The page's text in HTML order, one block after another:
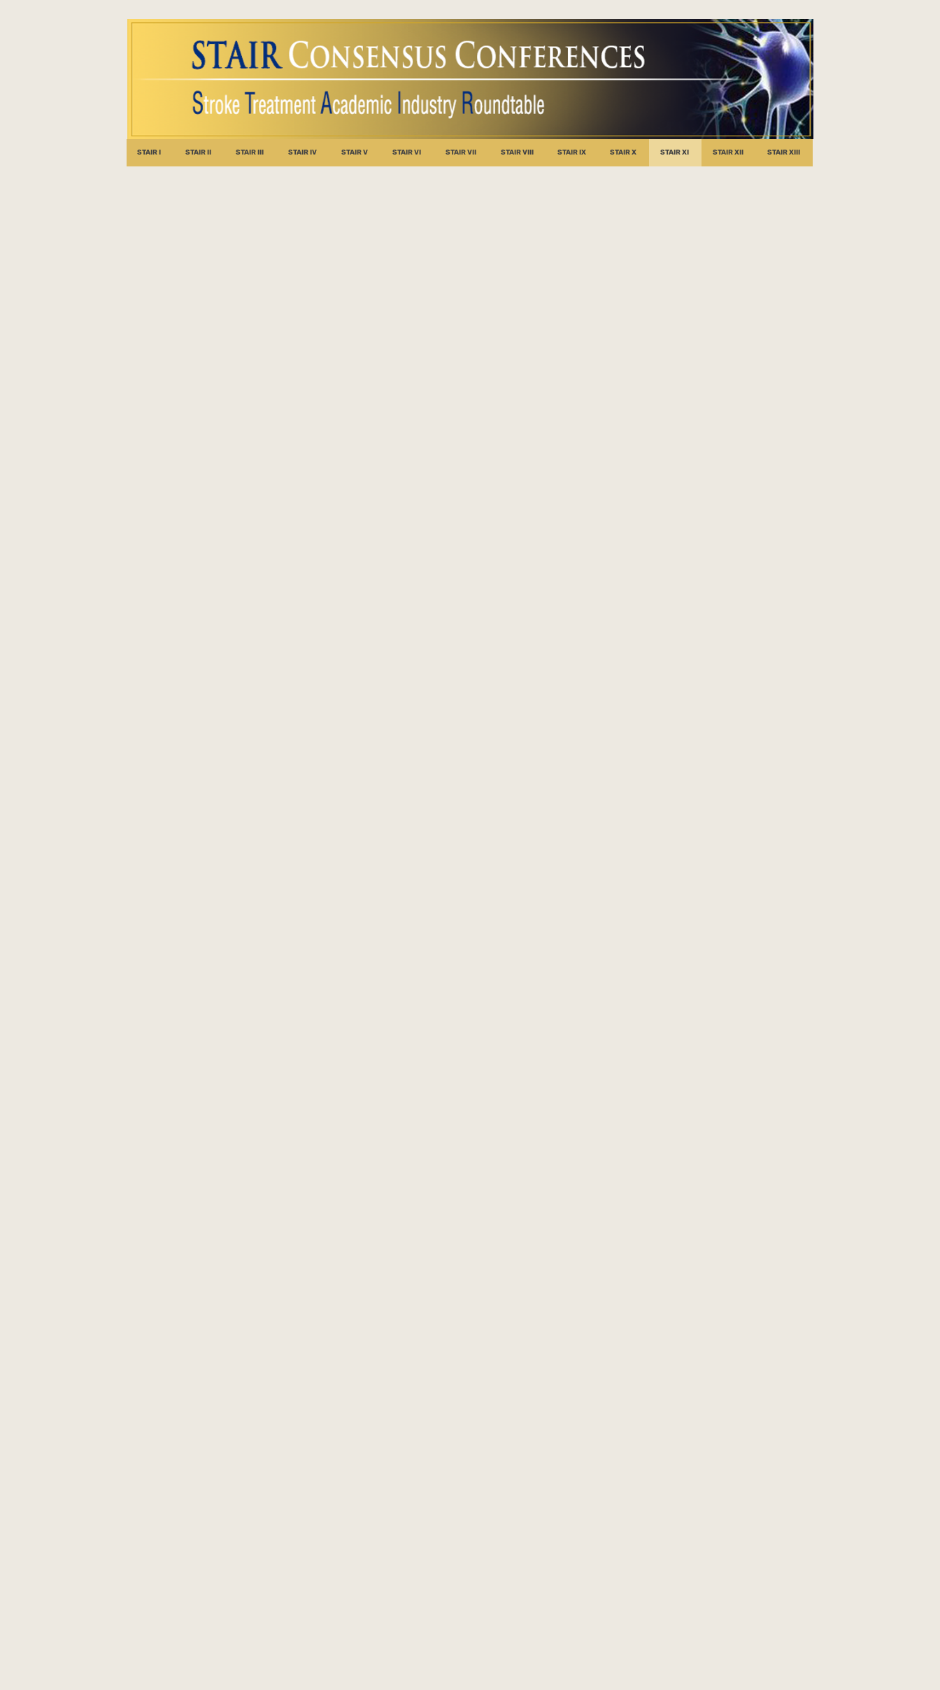
STAIR I STAIR II STAIR III STAIR IV STAIR V STAIR VI STAIR VII STAIR VIII STAIR IX STAIR X STAIR XI STAIR XII STAIR XIII